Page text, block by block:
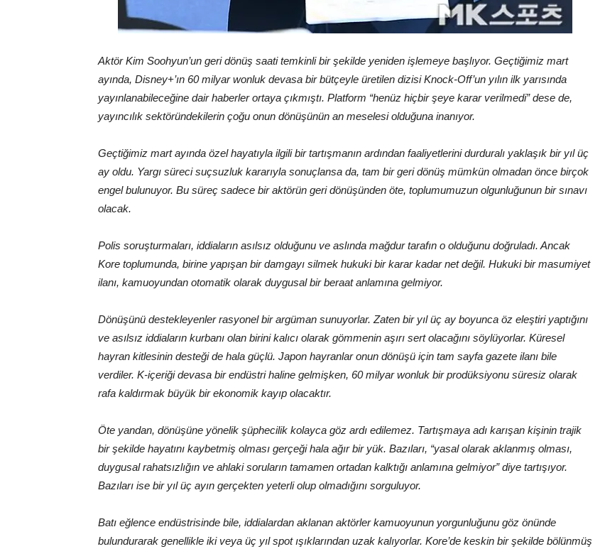
Aktör Kim Soohyun’un geri dönüş saati temkinli bir şekilde yeniden işlemeye başlıyor. Geçtiğimiz mart
ayında, Disney+’ın 60 milyar wonluk devasa bir bütçeyle üretilen dizisi Knock-Off’un yılın ilk yarısında
yayınlanabileceğine dair haberler ortaya çıkmıştı. Platform “henüz hiçbir şeye karar verilmedi” dese de,
yayıncılık sektöründekilerin çoğu onun dönüşünün an meselesi olduğuna inanıyor.
Geçtiğimiz mart ayında özel hayatıyla ilgili bir tartışmanın ardından faaliyetlerini durduralı yaklaşık bir yıl üç
ay oldu. Yargı süreci suçsuzluk kararıyla sonuçlansa da, tam bir geri dönüş mümkün olmadan önce birçok
engel bulunuyor. Bu süreç sadece bir aktörün geri dönüşünden öte, toplumumuzun olgunluğunun bir sınavı
olacak.
Polis soruşturmaları, iddiaların asılsız olduğunu ve aslında mağdur tarafın o olduğunu doğruladı. Ancak
Kore toplumunda, birine yapışan bir damgayı silmek hukuki bir karar kadar net değil. Hukuki bir masumiyet
ilanı, kamuoyundan otomatik olarak duygusal bir beraat anlamına gelmiyor.
Dönüşünü destekleyenler rasyonel bir argüman sunuyorlar. Zaten bir yıl üç ay boyunca öz eleştiri yaptığını
ve asılsız iddiaların kurbanı olan birini kalıcı olarak gömmenin aşırı sert olacağını söylüyorlar. Küresel
hayran kitlesinin desteği de hala güçlü. Japon hayranlar onun dönüşü için tam sayfa gazete ilanı bile
verdiler. K-içeriği devasa bir endüstri haline gelmişken, 60 milyar wonluk bir prodüksiyonu süresiz olarak
rafa kaldırmak büyük bir ekonomik kayıp olacaktır.
Öte yandan, dönüşüne yönelik şüphecilik kolayca göz ardı edilemez. Tartışmaya adı karışan kişinin trajik
bir şekilde hayatını kaybetmiş olması gerçeği hala ağır bir yük. Bazıları, “yasal olarak aklanmış olması,
duygusal rahatsızlığın ve ahlaki soruların tamamen ortadan kalktığı anlamına gelmiyor” diye tartışıyor.
Bazıları ise bir yıl üç ayın gerçekten yeterli olup olmadığını sorguluyor.
Batı eğlence endüstrisinde bile, iddialardan aklanan aktörler kamuoyunun yorgunluğunu göz önünde
bulundurarak genellikle iki veya üç yıl spot ışıklarından uzak kalıyorlar. Kore’de keskin bir şekilde bölünmüş